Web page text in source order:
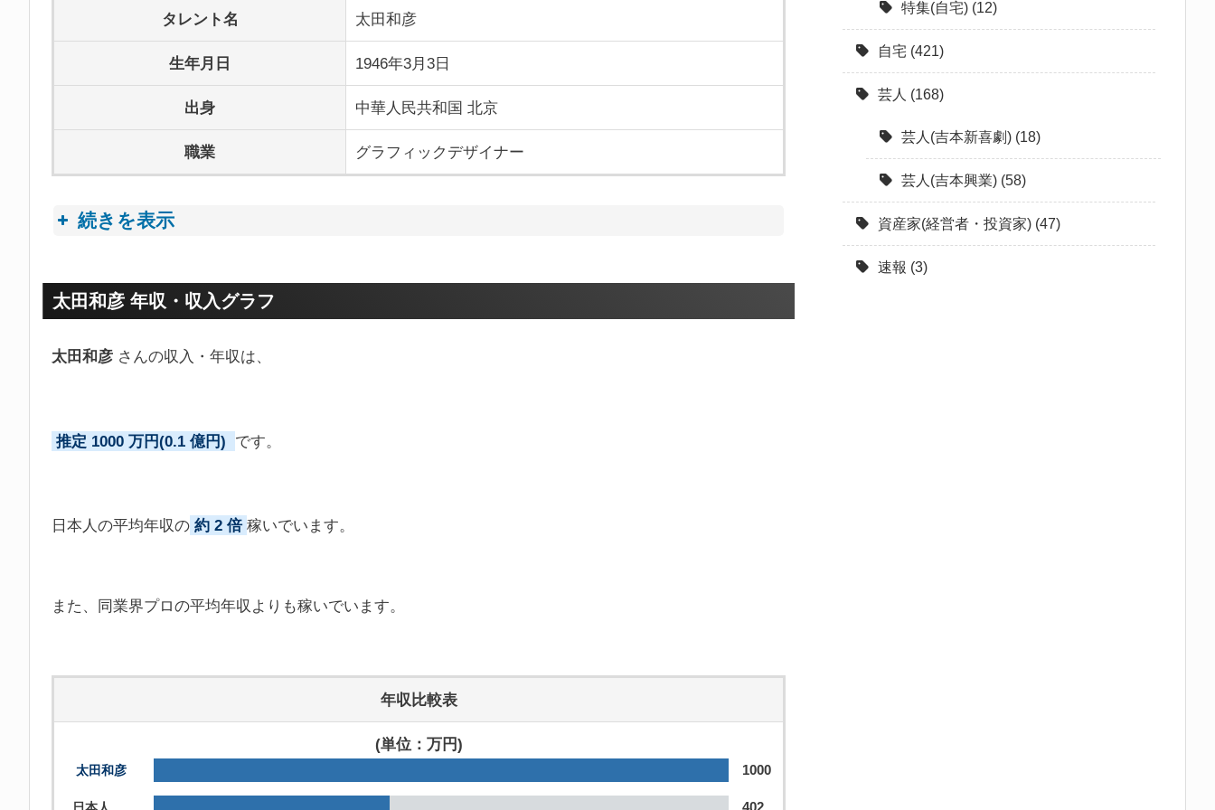
タレント名 太田和彦
生年月日 1946年3月3日
出身 中華人民共和国 北京
職業 グラフィックデザイナー
続きを表示
プロフィールトピック
太田和彦 年収・収入グラフ
太田和彦 さんの収入・年収は、
推定 1000 万円(0.1 億円) です。
日本人の平均年収の 約 2 倍 稼いでいます。
また、同業界プロの平均年収よりも稼いでいます。
年収比較表
(単位：万円)
太田和彦 1000
特集(自宅) (12)
自宅 (421)
芸人 (168)
芸人(吉本新喜劇) (18)
芸人(吉本興業) (58)
資産家(経営者・投資家) (47)
速報 (3)